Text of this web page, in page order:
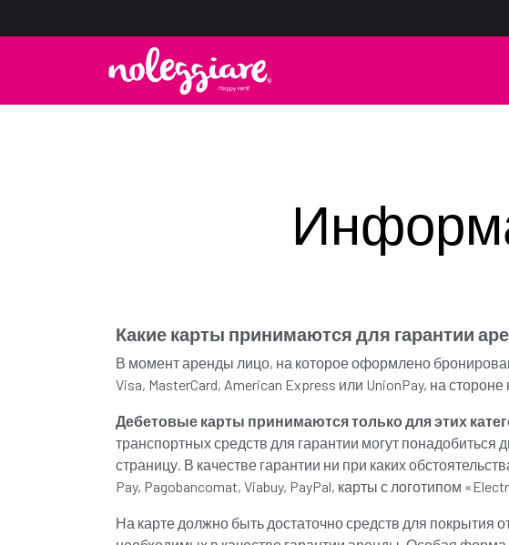
Какие карты принимаются для гарантии
В момент аренды лицо, на которое оформлено
Visa, MasterCard, American Express или UnionPay, на
Дебетовые карты принимаются только для этих
транспортных средств для гарантии могут
страницу. В качестве гарантии ни при каких
Pay, Pagobancomat, Viabuy, PayPal, карты с логотипом
На карте должно быть достаточно средств для покрытия